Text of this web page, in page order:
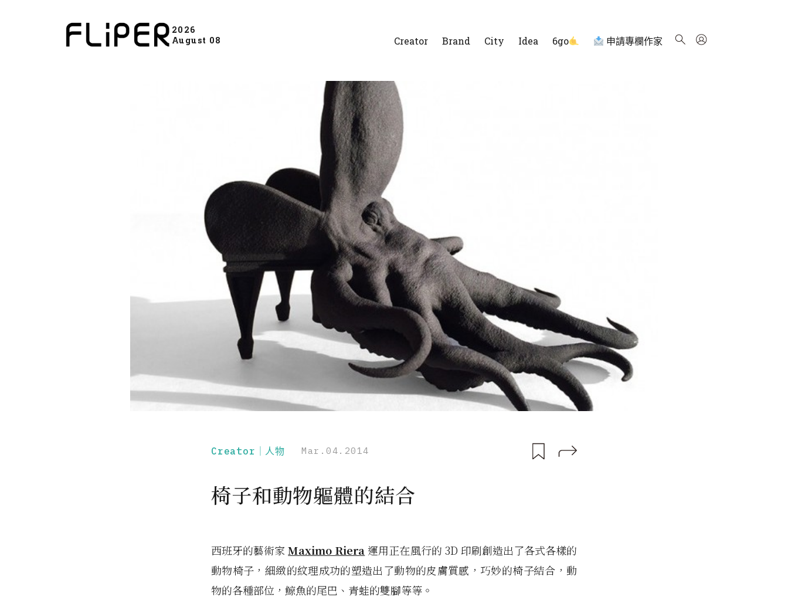
2026
August 08
Creator Brand City Idea 6go 申請專欄作家
Creator｜人物 Mar.04.2014
椅子和動物軀體的結合
西班牙的藝術家Maximo Riera 運用正在風行的 3D 印刷創造出了各式各樣的
動物椅子，細緻的紋理成功的塑造出了動物的皮膚質感，巧妙的椅子結合，動
物的各種部位，鯨魚的尾巴、青蛙的雙腳等等。